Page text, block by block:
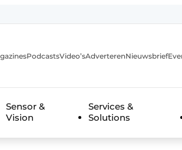
PodcastsVideo’sAdverterenNieuwsbrief
Sensor &
Vision
Services &
Solutions